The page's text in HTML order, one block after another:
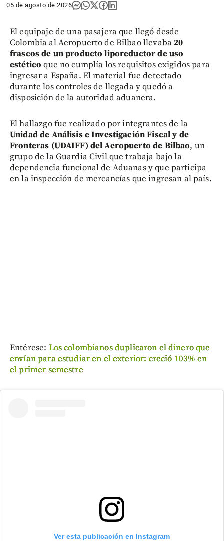
05 de agosto de 2026
El equipaje de una pasajera que llegó desde
Colombia al Aeropuerto de Bilbao llevaba20
frascos de un producto liporeductor de uso
estético que no cumplía los requisitos exigidos para
ingresar a España. El material fue detectado
durante los controles de llegada y quedó a
disposición de la autoridad aduanera.
El hallazgo fue realizado por integrantes de la
Unidad de Análisis e Investigación Fiscal y de
Fronteras (UDAIFF) del Aeropuerto de Bilbao, un
grupo de la Guardia Civil que trabaja bajo la
dependencia funcional de Aduanas y que participa
en la inspección de mercancías que ingresan al país.
Entérese: Los colombianos duplicaron el dinero que
envían para estudiar en el exterior: creció 103% en
el primer semestre
Ver esta publicación en Instagram